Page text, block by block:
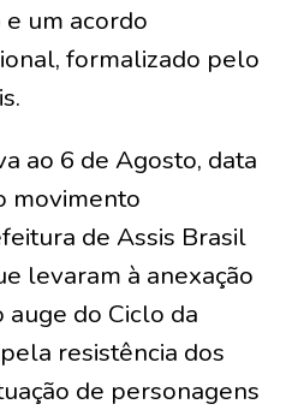
um acordo
formalizado pelo
ao 6 de Agosto, data
movimento
de Assis Brasil
levaram à anexação
do Ciclo da
resistência dos
de personagens